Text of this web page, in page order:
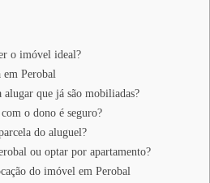
o imóvel ideal?
em Perobal
alugar que já são mobiliadas?
o dono é seguro?
do aluguel?
ou optar por apartamento?
do imóvel em Perobal